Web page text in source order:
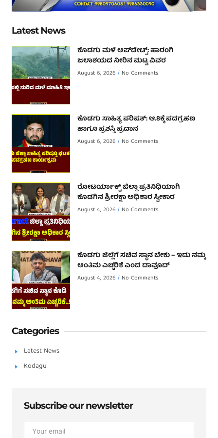
Latest News
ಕೊಡಗು ಮಳೆ ಅಪ್‌ಡೇಟ್ಸ್: ಹಾರಂಗಿ
ಜಲಾಶಯದ ನೀರಿನ ಮಟ್ಟ ವಿವರ
August 6, 2026 No Comments
ಕೊಡಗು ಸಾಹಿತ್ಯ ಪರಿಷತ್: ಆ.8ಕ್ಕೆ ಪದಗ್ರಹಣ
ಹಾಗೂ ಪ್ರಶಸ್ತಿ ಪ್ರದಾನ
August 6, 2026 No Comments
ರೋಟರ್ಯಾಕ್ಟ್ ಜಿಲ್ಲಾ ಪ್ರತಿನಿಧಿಯಾಗಿ
ಕೊಡಗಿನ ಶ್ರೀರಕ್ಷಾ ಅಧಿಕಾರ ಸ್ವೀಕಾರ
August 4, 2026 No Comments
ಕೊಡಗು ಜಿಲ್ಲೆಗೆ ಸಚಿವ ಸ್ಥಾನ ಬೇಕು – ಇದು ನಮ್ಮ
ಅಂತಿಮ ಎಚ್ಚರಿಕೆ ಎಂದ ದಾವೂದ್ ‌
August 4, 2026 No Comments
Categories
Latest News
Kodagu
Subscribe our newsletter